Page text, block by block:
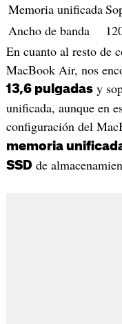
Memoria unificada
Ancho de banda
En cuanto al resto de
MacBook Air, nos
13,6 pulgadasy
unificada, aunque en
configuración del
memoria
SSD de